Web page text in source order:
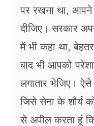
पर रखना था, आपने
दीजिए। सरकार
में भी कहा था,
बाद भी आपको
लगातार भेजिए।
जिसे सेना के शौर्य
से अपील करता हूं